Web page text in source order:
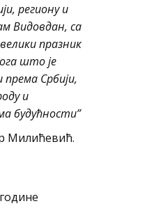
региону и
Видовдан, са
празник
што је
према Србији,
и
будућности”
Милићевић.